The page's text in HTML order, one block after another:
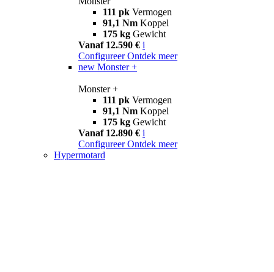
111 pk Vermogen
91,1 Nm Koppel
175 kg Gewicht
Vanaf 12.590 € i
Configureer Ontdek meer
new Monster +
Monster +
111 pk Vermogen
91,1 Nm Koppel
175 kg Gewicht
Vanaf 12.890 € i
Configureer Ontdek meer
Hypermotard